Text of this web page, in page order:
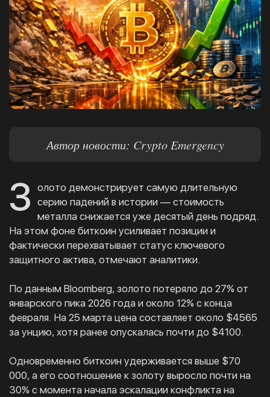
Автор новости: Crypto Emergency
З олото демонстрирует самую длительную
серию падений в истории — стоимость
металла снижается уже десятый день подряд.
На этом фоне биткоин усиливает позиции и
фактически перехватывает статус ключевого
защитного актива, отмечают аналитики.
По данным Bloomberg, золото потеряло до 27% от
январского пика 2026 года и около 12% с конца
февраля. На 25 марта цена составляет около $4565
за унцию, хотя ранее опускалась почти до $4100.
Одновременно биткоин удерживается выше $70
000, а его соотношение к золоту выросло почти на
30% с момента начала эскалации конфликта на